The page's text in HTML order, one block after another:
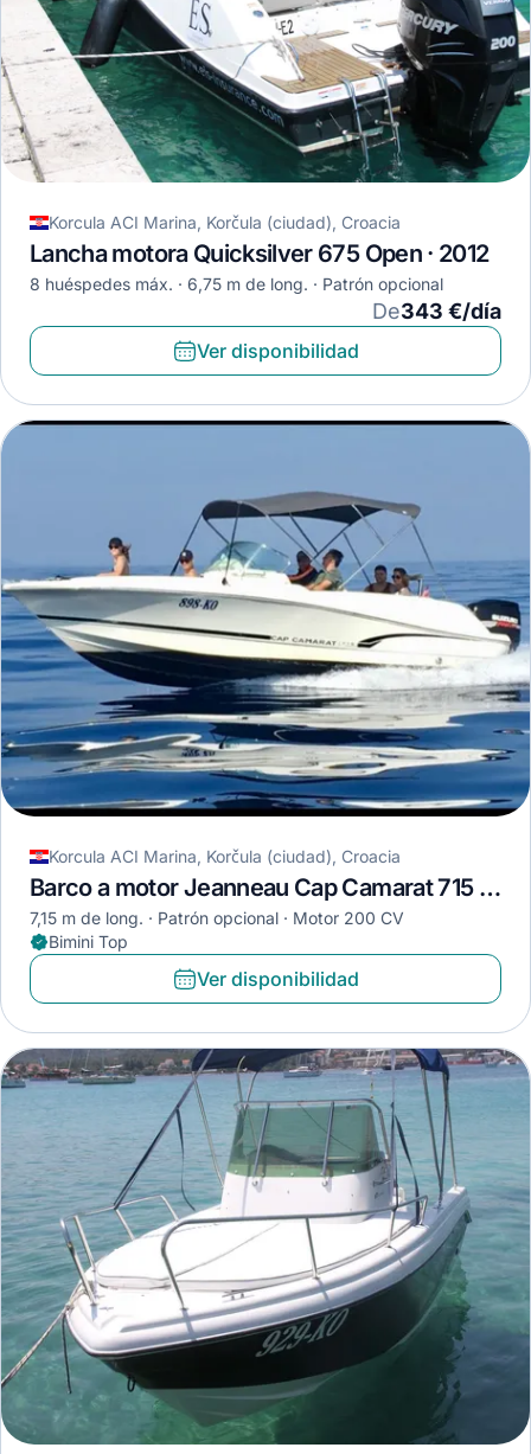
Korcula ACI Marina, Korčula (ciudad), Croacia
Lancha motora Quicksilver 675 Open · 2012
8 huéspedes máx. 6,75 m de long. Patrón opcional
De343 €/día
Ver disponibilidad
Korcula ACI Marina, Korčula (ciudad), Croacia
Barco a motor Jeanneau Cap Camarat 715 WA · 2020
7,15 m de long. Patrón opcional
Motor 200 CV
Bimini Top
Ver disponibilidad